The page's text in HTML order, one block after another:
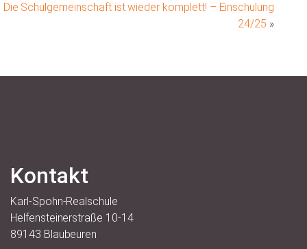
Die Schulgemeinschaft ist wieder komplett! – Einschulung
24/25 »
Kontakt
Karl-Spohn-Realschule
Helfensteinerstraße 10-14
89143 Blaubeuren